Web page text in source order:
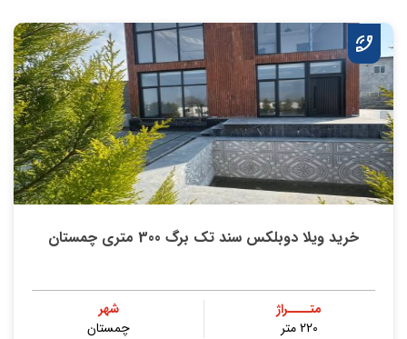
خرید ویلا دوبلکس سند تک برگ 300 متری چمستان
متــــراژ
220 متر
شهر
چمستان